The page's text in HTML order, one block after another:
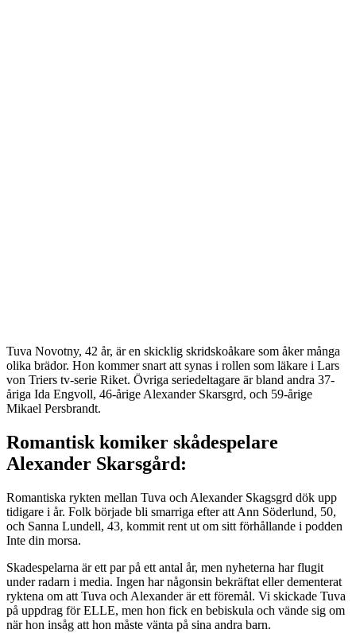
Tuva Novotny, 42 år, är en skicklig skridskoåkare som åker många
olika brädor. Hon kommer snart att synas i rollen som läkare i Lars
von Triers tv-serie Riket. Övriga seriedeltagare är bland andra 37-
åriga Ida Engvoll, 46-årige Alexander Skarsgrd, och 59-årige
Mikael Persbrandt.
Romantisk komiker skådespelare
Alexander Skarsgård:
Romantiska rykten mellan Tuva och Alexander Skagsgrd dök upp
tidigare i år. Folk började bli smarriga efter att Ann Söderlund, 50,
och Sanna Lundell, 43, kommit rent ut om sitt förhållande i podden
Inte din morsa.
Skadespelarna är ett par på ett antal år, men nyheterna har flugit
under radarn i media. Ingen har någonsin bekräftat eller dementerat
ryktena om att Tuva och Alexander är ett föremål. Vi skickade Tuva
på uppdrag för ELLE, men hon fick en bebiskula och vände sig om
när hon insåg att hon måste vänta på sina andra barn.